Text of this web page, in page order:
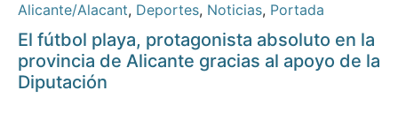
Alicante/Alacant, Deportes, Noticias, Portada
El fútbol playa, protagonista absoluto en la
provincia de Alicante gracias al apoyo de la
Diputación